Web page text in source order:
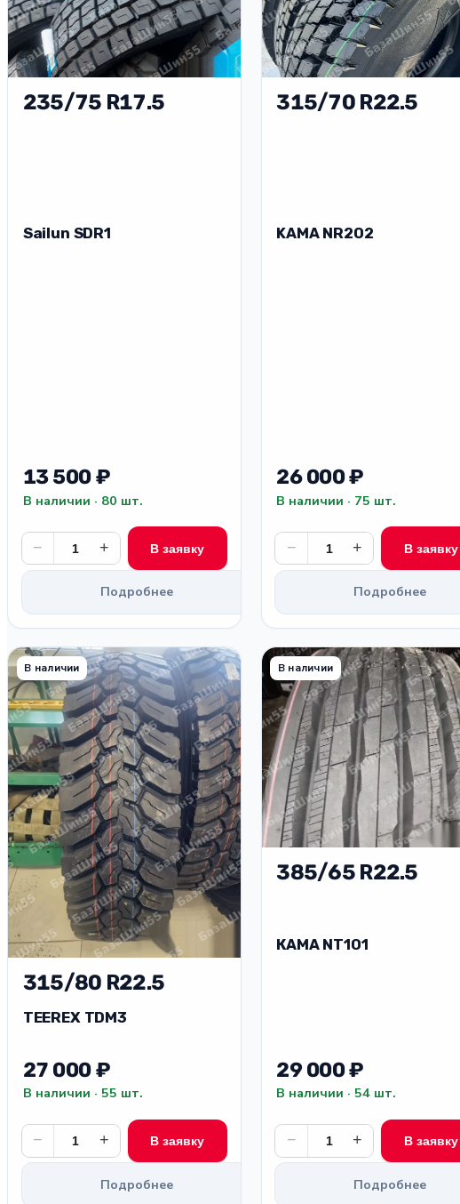
235/75 R17.5
Sailun SDR1
13 500 ₽
В наличии · 80 шт.
− + В заявку
Подробнее
315/70 R22.5
KAMA NR202
26 000 ₽
В наличии · 75 шт.
− + В заявку
Подробнее
В наличии
315/80 R22.5
TEEREX TDM3
27 000 ₽
В наличии · 55 шт.
− + В заявку
Подробнее
В наличии
385/65 R22.5
КАМА NT101
29 000 ₽
В наличии · 54 шт.
− + В заявку
Подробнее